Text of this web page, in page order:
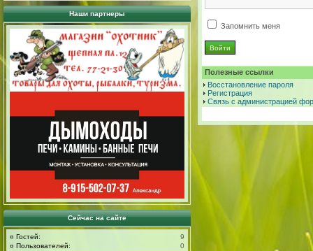
Наши партнеры
Сейчас на сайте
¤ Гостей:
9
¤ Пользователей: 0
Запомнить меня
Полезные ссылки
Восстановление пароля
Регистрация
Связь с администрацией